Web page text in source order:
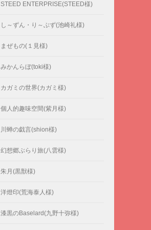
STEED ENTERPRISE(STEED様)
し～ずん・り～ぶず(池崎礼様)
まぜもの(１見様)
みかんらぼ(toki様)
カガミの世界(カガミ様)
個人的趣味空間(紫月様)
川蝉の戯言(shion様)
幻想郷ぶらり旅(八雲様)
朱月(黒獣様)
洋燈印(荒海泰人様)
漆黒のBaselard(九野十弥様)